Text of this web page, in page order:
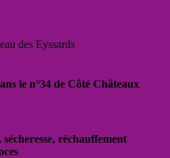
des Eyssards
le n°34 de Côté Châteaux
réchauffement